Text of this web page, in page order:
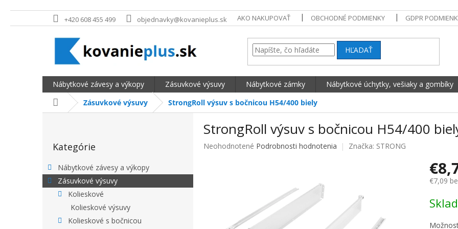
Prejsť na obsah +420 608 455 499 objednavky@kovanieplus.sk AKO NAKUPOVAŤ OBCHODNÉ PODMIENKY GDPR
HĽADAŤ
Nábytkové závesy a výkopy Zásuvkové výsuvy Nábytkové zámky Nábytkové úchytky, vešiaky a gombíky
DomovZásuvkové výsuvy StrongRoll výsuv s bočnicou H54/400 biely
BOČNÝ PANEL
Kategórie
Nábytkové závesy a výkopy
Zásuvkové výsuvy
Kolieskové
Kolieskové výsuvy
Kolieskové s bočnicou
StrongRoll výsuv s bočnicou H54/400
Priemerné hodnotenie produktu je 0,0 z 5 hviezdičiek.
Neohodnotené Podrobnosti hodnotenia Značka: STRONG
€7,09